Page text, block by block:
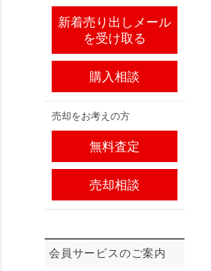
新着売り出しメール
を受け取る
購入相談
売却をお考えの方
無料査定
売却相談
会員サービスのご案内